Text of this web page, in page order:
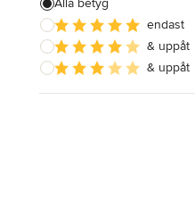
Rivning
Golvläggning
Alla betyg
endast
& uppåt
& uppåt